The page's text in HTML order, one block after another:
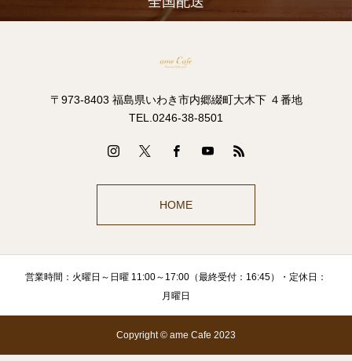
〒973-8403 福島県いわき市内郷綴町大木下 ４番地
TEL.0246-38-8501
HOME
営業時間：火曜日～日曜 11:00～17:00（最終受付：16:45）・定休日：
月曜日
Copyright © ame Cafe 2023